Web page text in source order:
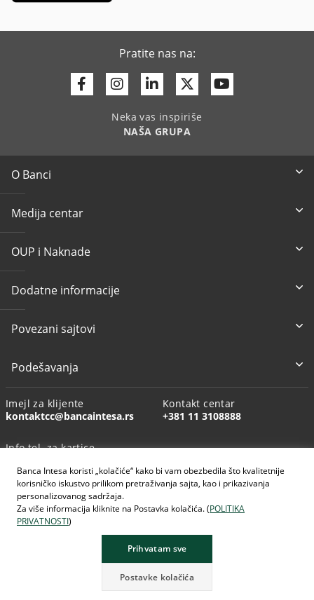
Banca Intesa koristi „kolačiće“ kako bi vam obezbedila što kvalitetnije
korisničko iskustvo prilikom pretraživanja sajta, kao i prikazivanja
personalizovanog sadržaja.
Za više informacija kliknite na Postavka kolačića. (POLITIKA
PRIVATNOSTI)
Prihvatam sve
Postavke kolačića
Pratite nas na:
FacebookInstagram
LinkedinTwitter
Neka vas inspiriše
NAŠA GRUPA
O Banci
Medija centar
OUP i Naknade
Dodatne informacije
Povezani sajtovi
Podešavanja
Imejl za klijente
kontaktcc@bancaintesa.rs
Kontakt centar
+381 11 3108888
Info tel. za kartice